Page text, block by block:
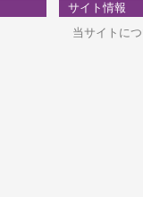
サイト情報
当サイトに